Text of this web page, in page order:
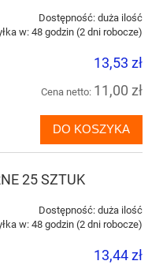
Dostępność: duża ilość
w: 48 godzin (2 dni robocze)
13,53 zł
Cena netto: 11,00 zł
DO KOSZYKA
25 SZTUK
Dostępność: duża ilość
w: 48 godzin (2 dni robocze)
13,44 zł